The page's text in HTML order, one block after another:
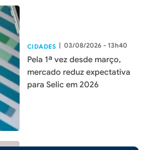
CIDADES | 03/08/2026 - 13h40
Pela 1ª vez desde março,
mercado reduz expectativa
para Selic em 2026